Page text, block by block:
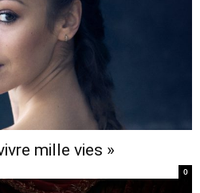
mille vies »
0